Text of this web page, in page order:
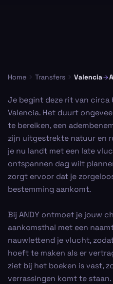
Home Transfers Valencia
Je begint deze rit van
Valencia. Het duurt
te bereiken, een
zijn uitgestrekte natuur en
je nu landt met een late
ontspannen dag wilt
zorgt ervoor dat je
bestemming aankomt.
Bij ANDY ontmoet je jouw
aankomsthal met een
nauwlettend je vlucht,
hoeft te maken als er
ziet bij het boeken is vast,
verrassingen komt te staan.